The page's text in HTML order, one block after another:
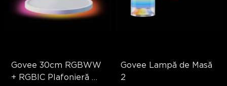
Govee 30cm RGBWW
+ RGBIC Plafonieră
Govee Lampă de Masă
2